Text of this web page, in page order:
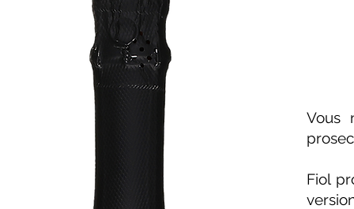
Vous
Fiol